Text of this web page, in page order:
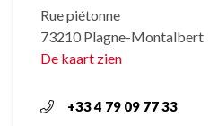
Rue piétonne
73210 Plagne-Montalbert
De kaart zien
+33 4 79 09 77 33